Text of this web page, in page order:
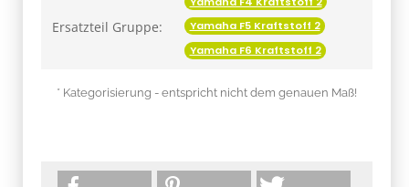
Ersatzteil Gruppe:
Yamaha F5 Kraftstoff 2
Yamaha F6 Kraftstoff 2
* Kategorisierung - entspricht nicht dem genauen Maß!